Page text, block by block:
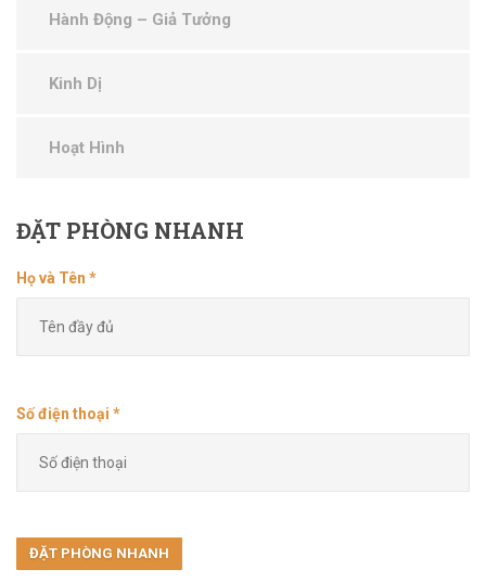
Hành Động – Giả Tưởng
Kinh Dị
Hoạt Hình
ĐẶTPHÒNG NHANH
Họ và Tên *
Số điện thoại *